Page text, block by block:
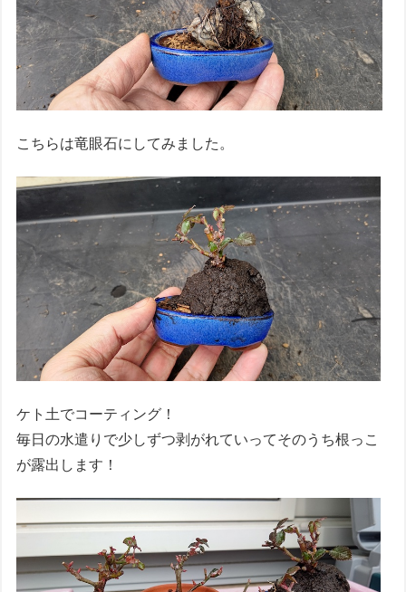
こちらは竜眼石にしてみました。
ケト土でコーティング！
毎日の水遣りで少しずつ剥がれていってそのうち根っこ
が露出します！